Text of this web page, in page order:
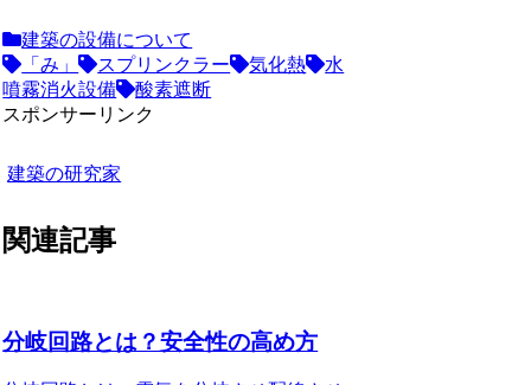
建築の設備について
「み」
スプリンクラー 気化熱
水
噴霧消火設備
酸素遮断
スポンサーリンク
建築の研究家
関連記事
分岐回路とは？安全性の高め方